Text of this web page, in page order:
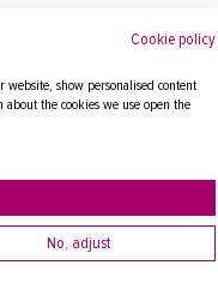
Cookie policy
website, show personalised content
the cookies we use open the
No, adjust